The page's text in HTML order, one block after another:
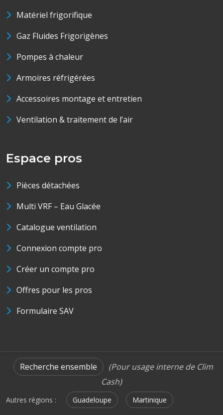
Matériel frigorifique
Gaz Fluides Frigorigènes
Pompes à chaleur
Armoires réfrigérées
Accessoires montage et entretien
Ventilation & traitement de l’air
Espace pros
Pièces détachées
Multi VRF – Eau Glacée
Catalogue ventilation
Connexion compte pro
Créer un compte pro
Offres pour les pros
Formulaire SAV
Recherche ensemble
(Pour usage interne de Clim
Cash)
Autres régions : Guadeloupe Martinique